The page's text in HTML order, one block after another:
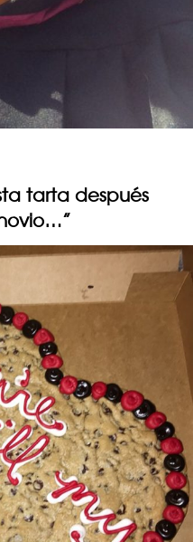
tarta después